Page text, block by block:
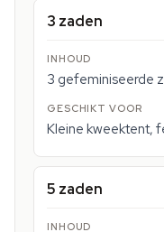
3 zaden
3 gefeminiseerde
Kleine kweektent,
5 zaden